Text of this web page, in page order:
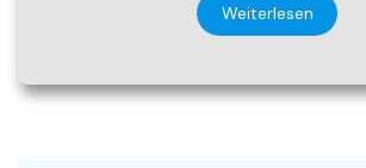
Weiterlesen